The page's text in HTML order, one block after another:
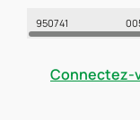
950741
Connectez-